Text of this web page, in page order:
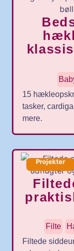
15
tasker,
mere.
Projekter
Filte
Filtede